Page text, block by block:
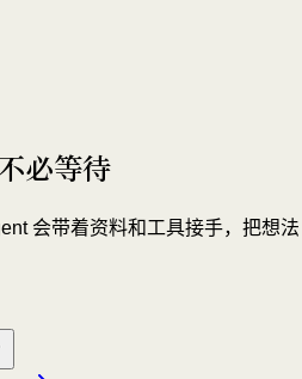
必等待
会带着资料和工具接手，把想法